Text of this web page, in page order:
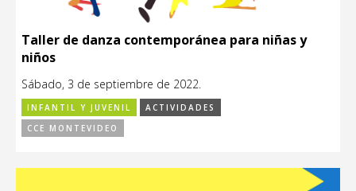
Taller de danza contemporánea para niñas y
niños
Sábado, 3 de septiembre de 2022.
INFANTIL Y JUVENIL
ACTIVIDADES
CCE MONTEVIDEO